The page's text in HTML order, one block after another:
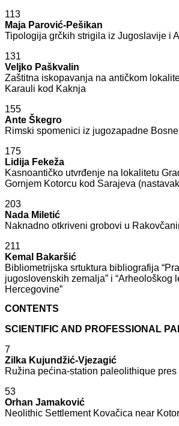
113
Maja Parović-Pešikan
Tipologija grčkih strigila iz Jugoslavije i
131
Veljko Paškvalin
Zaštitna iskopavanja na antičkom
Karauli kod Kaknja
155
Ante Škegro
Rimski spomenici iz jugozapadne
175
Lidija Fekeža
Kasnoantičko utvrđenje na lokalitetu
Gornjem Kotorcu kod Sarajeva
203
Nada Miletić
Naknadno otkriveni grobovi u
211
Kemal Bakaršić
Bibliometrijska srtuktura bibliografija
jugoslovenskih zemalja” i “Arheološkog
Hercegovine”
CONTENTS
SCIENTIFIC AND PROFESSIONAL
7
Zilka Kujundžić-Vjezagić
Ružina pećina-station paleolithique pres
53
Orhan Jamaković
Neolithic Settlement Kovačica near